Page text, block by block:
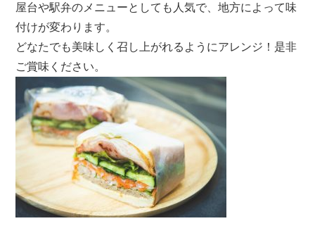
屋台や駅弁のメニューとしても人気で、地方によって味
付けが変わります。
どなたでも美味しく召し上がれるようにアレンジ！是非
ご賞味ください。